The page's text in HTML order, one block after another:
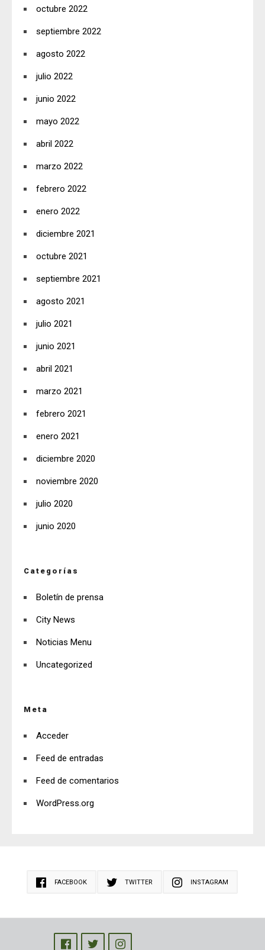
octubre 2022
septiembre 2022
agosto 2022
julio 2022
junio 2022
mayo 2022
abril 2022
marzo 2022
febrero 2022
enero 2022
diciembre 2021
octubre 2021
septiembre 2021
agosto 2021
julio 2021
junio 2021
abril 2021
marzo 2021
febrero 2021
enero 2021
diciembre 2020
noviembre 2020
julio 2020
junio 2020
Categorías
Boletín de prensa
City News
Noticias Menu
Uncategorized
Meta
Acceder
Feed de entradas
Feed de comentarios
WordPress.org
FACEBOOK TWITTER INSTAGRAM